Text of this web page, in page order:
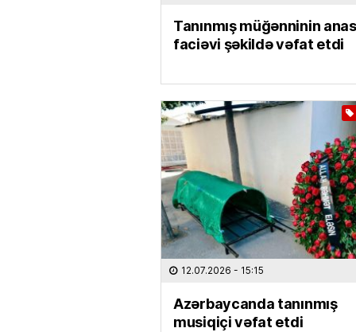
Tanınmış müğənninin
faciəvi şəkildə vəfat etdi
12.07.2026 - 15:15
Azərbaycanda tanınmış
musiqiçi vəfat etdi